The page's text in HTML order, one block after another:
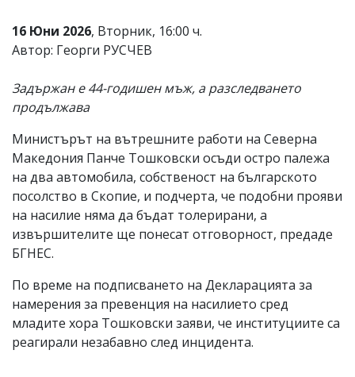
под
статиите
от
читателите
редакцията
не
носи
отговорност
тях!
Ако
откриете
обиден
за
коментар,
моля
ни!
16 Юни 2026, Вторник, 16:00 ч.
Автор: Георги РУСЧЕВ
Задържан е 44-годишен мъж, а разследването
продължава
Министърът на вътрешните работи на Северна
Македония Панче Тошковски осъди остро палежа
на два автомобила, собственост на българското
посолство в Скопие, и подчерта, че подобни прояви
на насилие няма да бъдат толерирани, а
извършителите ще понесат отговорност, предаде
БГНЕС.
По време на подписването на Декларацията за
намерения за превенция на насилието сред
младите хора Тошковски заяви, че институциите са
реагирали незабавно след инцидента.